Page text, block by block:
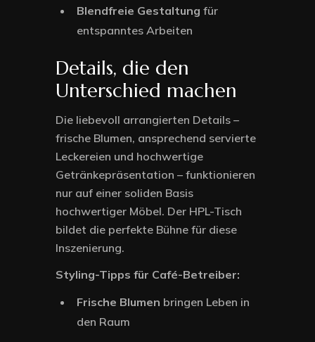
Blendfreie Gestaltung für
entspanntes Arbeiten
Details, die den
Unterschied machen
Die liebevoll arrangierten Details –
frische Blumen, ansprechend servierte
Leckereien und hochwertige
Getränkepräsentation – funktionieren
nur auf einer soliden Basis
hochwertiger Möbel. Der HPL-Tisch
bildet die perfekte Bühne für diese
Inszenierung.
Styling-Tipps für Café-Betreiber:
Frische Blumen bringen Leben in
den Raum